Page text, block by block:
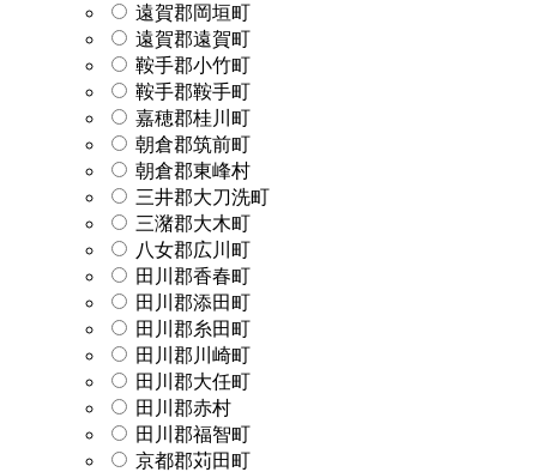
遠賀郡岡垣町
遠賀郡遠賀町
鞍手郡小竹町
鞍手郡鞍手町
嘉穂郡桂川町
朝倉郡筑前町
朝倉郡東峰村
三井郡大刀洗町
三潴郡大木町
八女郡広川町
田川郡香春町
田川郡添田町
田川郡糸田町
田川郡川崎町
田川郡大任町
田川郡赤村
田川郡福智町
京都郡苅田町